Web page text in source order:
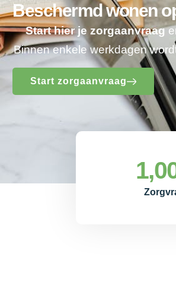
Beschermd wonen
Start hier je zorgaanvraag
Binnen enkele werkdagen
Start zorgaanvraag